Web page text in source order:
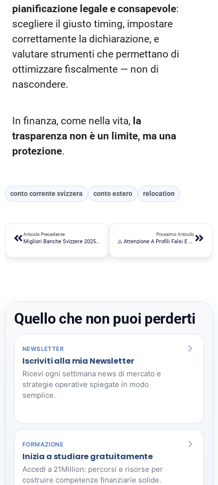
pianificazione legale e consapevole:
scegliere il giusto timing, impostare
correttamente la dichiarazione, e
valutare strumenti che permettano di
ottimizzare fiscalmente — non di
nascondere.
In finanza, come nella vita, la
trasparenza non è un limite, ma una
protezione.
conto corrente svizzera conto estero relocation
Articolo Precedente
Migliori Banche Svizzere 2025: Guida Alla Scelta E Apertura Conto
Prossimo Articolo
⚠️ Attenzione A Profili Falsi E Casi Di Impersonificazione
Quello che non puoi perderti
NEWSLETTER
Iscriviti alla mia Newsletter
Ricevi ogni settimana news di mercato e
strategie operative spiegate in modo
semplice.
FORMAZIONE
Inizia a studiare gratuitamente
Accedi a 21Million: percorsi e risorse per
costruire competenze finanziarie solide.